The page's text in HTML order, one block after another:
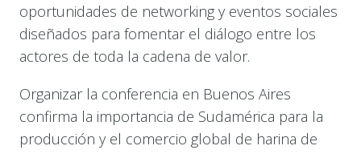
oportunidades de networking y eventos sociales
diseñados para fomentar el diálogo entre los
actores de toda la cadena de valor.
Organizar la conferencia en Buenos Aires
confirma la importancia de Sudamérica para la
producción y el comercio global de harina de